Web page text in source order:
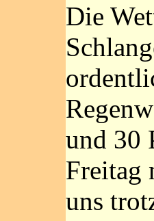
Die
und 30
Freitag
uns